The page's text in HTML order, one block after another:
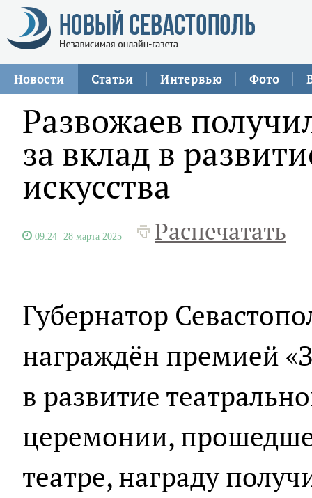
Новости Статьи Интервью Фото
Развожаев
за вклад в
искусства
09:24 28 марта 2025 Распечатать
Губернатор
награждён премией
в развитие
церемонии,
театре, награду